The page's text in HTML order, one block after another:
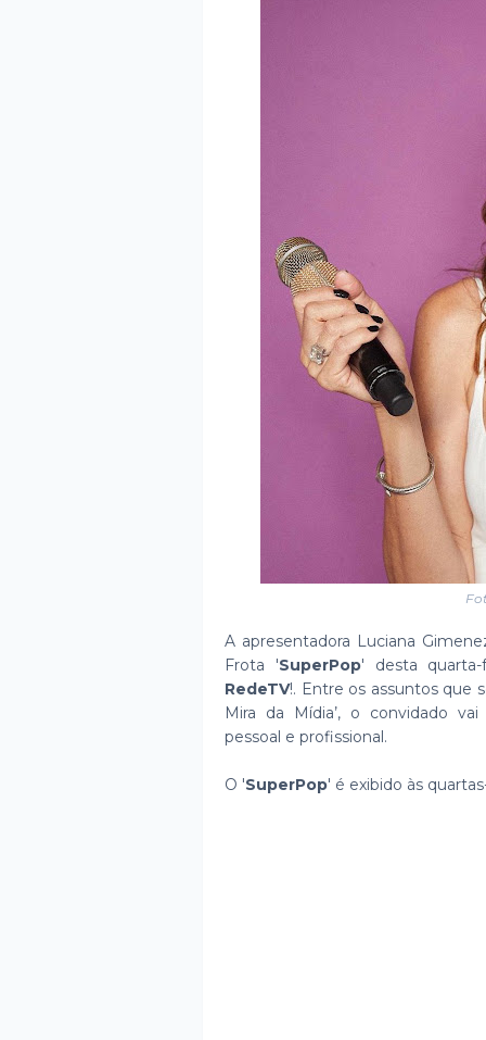
A apresentadora Luciana
Frota 'SuperPop' desta quarta-
RedeTV!. Entre os assuntos que
Mira da Mídia’, o convidado
pessoal e profissional.
O 'SuperPop' é exibido às